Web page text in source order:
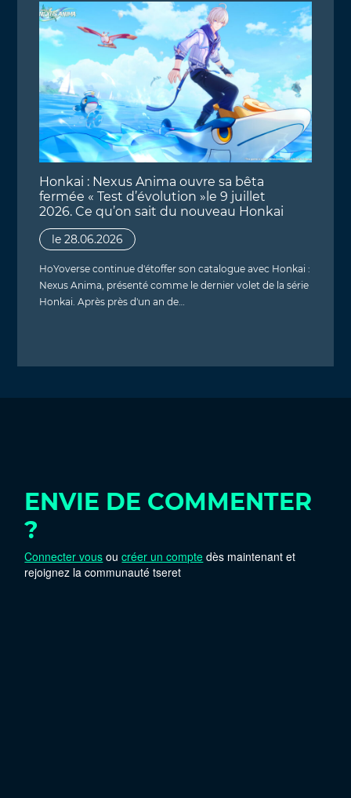
Honkai : Nexus Anima ouvre sa bêta
fermée « Test d’évolution »le 9 juillet
2026. Ce qu’on sait du nouveau Honkai
le 28.06.2026
HoYoverse continue d'étoffer son catalogue avec Honkai :
Nexus Anima, présenté comme le dernier volet de la série
Honkai. Après près d'un an de…
ENVIE DE COMMENTER
?
Connecter vous oucréer un compte dès maintenant et
rejoignez la communauté tseret